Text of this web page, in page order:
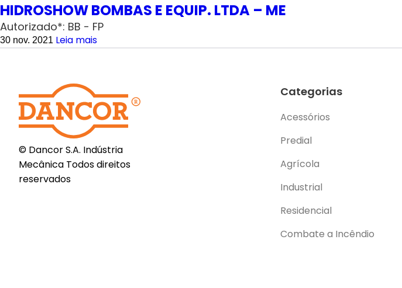
HIDROSHOW BOMBAS E EQUIP. LTDA – ME
Autorizado*: BB - FP
30 nov. 2021 Leia mais
© Dancor S.A. Indústria
Mecânica Todos direitos
reservados
Categorias
Acessórios
Predial
Agrícola
Industrial
Residencial
Combate a Incêndio